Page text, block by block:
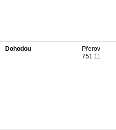
Dohodou
Přerov
751 11